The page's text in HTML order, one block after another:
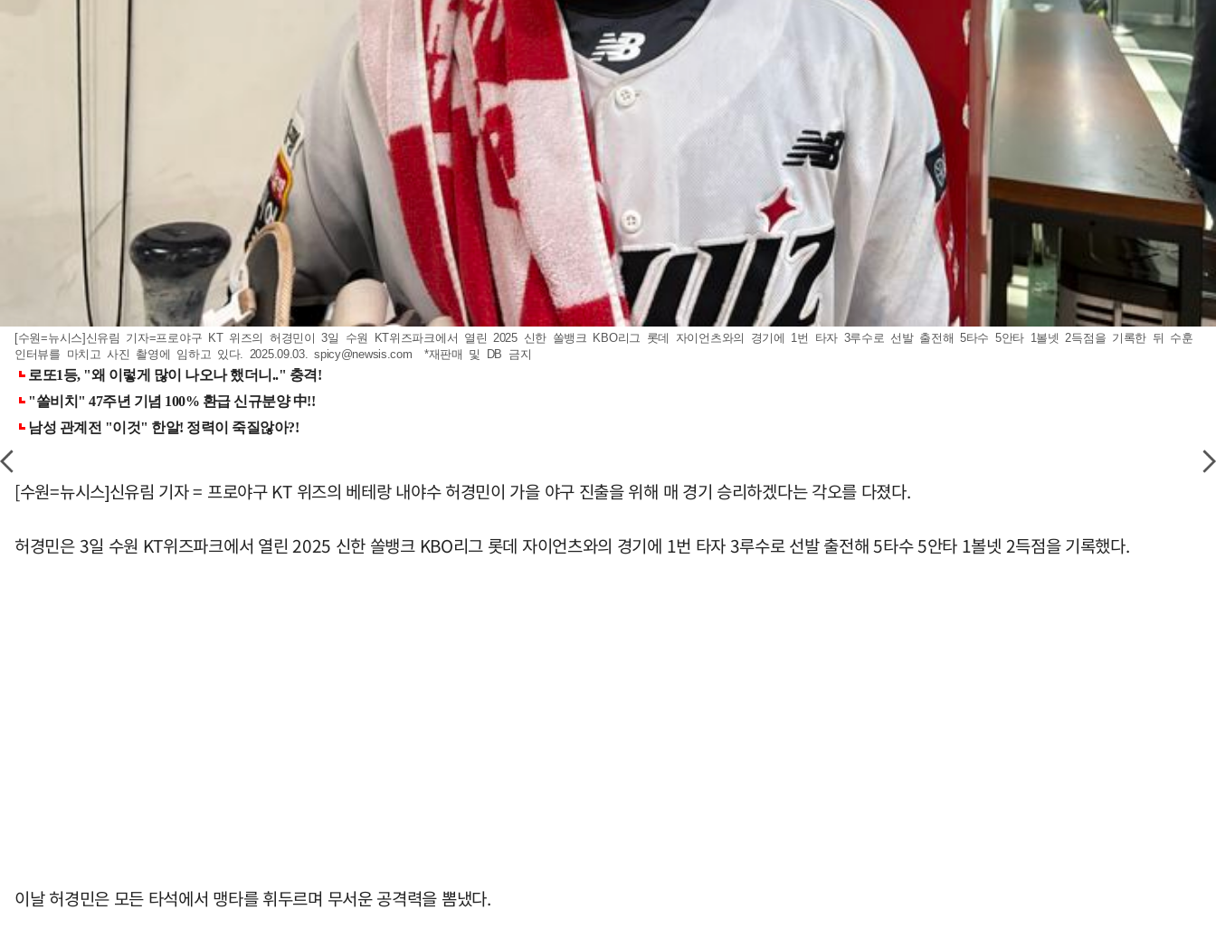
[수원=뉴시스]신유림 기자=프로야구 KT 위즈의 허경민이 3일 수원 KT위즈파크에서 열린 2025 신한 쏠뱅크 KBO리그 롯데 자이언츠와의 경기에 1번 타자 3루수로 선발 출전해 5타수 5안타 1볼넷 2득점을 기록한 뒤 수훈
인터뷰를 마치고 사진 촬영에 임하고 있다. 2025.09.03.spicy@newsis.com *재판매 및 DB 금지
[수원=뉴시스]신유림 기자 = 프로야구 KT 위즈의 베테랑 내야수 허경민이 가을 야구 진출을 위해 매 경기 승리하겠다는 각오를 다졌다.
허경민은 3일 수원 KT위즈파크에서 열린 2025 신한 쏠뱅크 KBO리그 롯데 자이언츠와의 경기에 1번 타자 3루수로 선발 출전해 5타수 5안타 1볼넷 2득점을 기록했다.
이날 허경민은 모든 타석에서 맹타를 휘두르며 무서운 공격력을 뽐냈다.